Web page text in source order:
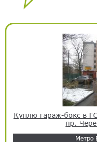
Куплю гараж-бокс в
пр.
Метро